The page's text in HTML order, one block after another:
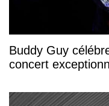
Buddy Guy
concert